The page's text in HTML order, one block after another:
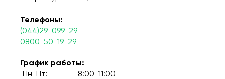
Телефоны:
(044)29-099-29
0800-50-19-29
График работы:
Пн-Пт:
8:00-11:00